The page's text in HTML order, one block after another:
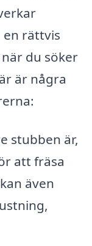
en rättvis
du söker
är några
stubben är,
att fräsa
även